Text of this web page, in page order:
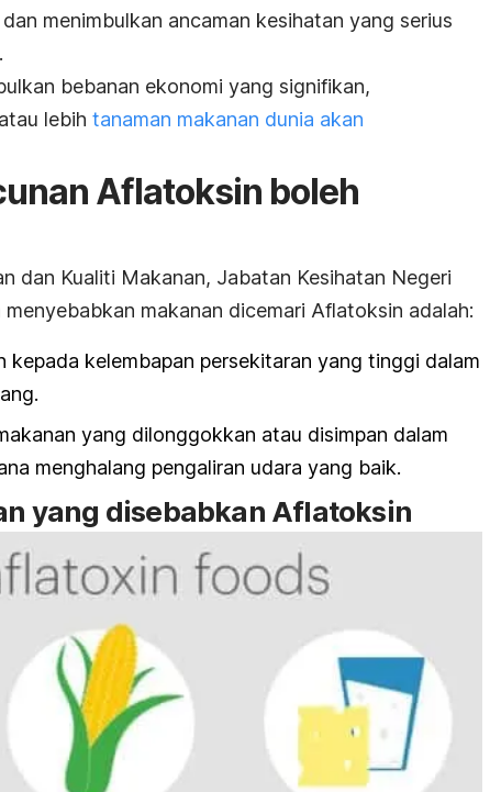
menimbulkan ancaman kesihatan yang serius
bebanan ekonomi yang signifikan,
lebih tanaman makanan dunia akan
Aflatoksin boleh
dan Kualiti Makanan, Jabatan Kesihatan Negeri
makanan dicemari Aflatoksin adalah:
kepada kelembapan persekitaran yang tinggi dalam
yang dilonggokkan atau disimpan dalam
menghalang pengaliran udara yang baik.
yang disebabkan Aflatoksin